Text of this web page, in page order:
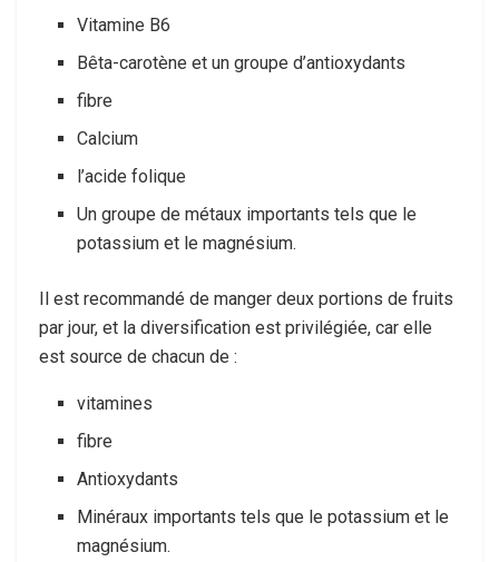
Vitamine B6
Bêta-carotène et un groupe d’antioxydants
fibre
Calcium
l’acide folique
Un groupe de métaux importants tels que le
potassium et le magnésium.
Il est recommandé de manger deux portions de fruits
par jour, et la diversification est privilégiée, car elle
est source de chacun de :
vitamines
fibre
Antioxydants
Minéraux importants tels que le potassium et le
magnésium.